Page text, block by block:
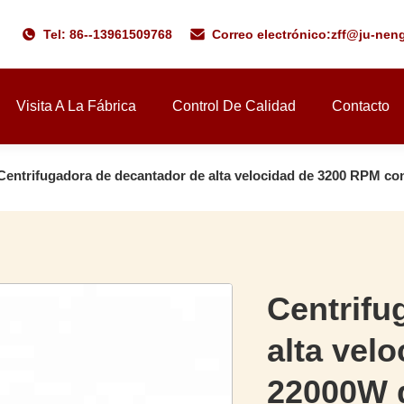
Tel: 86--13961509768 Correo electrónico:zff@ju-
Visita A La Fábrica Control De Calidad Contacto
de decantador de alta velocidad de 3200 RPM
alta